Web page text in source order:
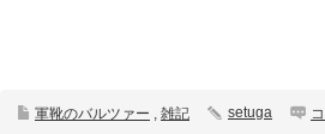
軍靴のバルツァー , 雑記 setuga